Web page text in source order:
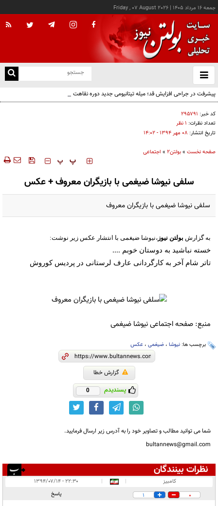
جمعه ۱۶ مرداد ۱۴۰۵ |
Friday , 07 August 2026
باز
و
پیشرفت در جراحی افزایش قد؛ میله تیتانیومی جدید دوره نقاهت را از چند ماه به چند هفته
کاهش می‌دهد
کد خبر: ۲۹۵۷۹۱
تعداد نظرات: ۱ نظر
تاریخ انتشار: ۰۸ مهر ۱۳۹۴ - ۱۴:۰۲
صفحه نخست »بولتن2 » اجتماعی
‍‍‍ پ پ
سلفی نیوشا ضیغمی با بازیگران معروف + عکس
سلفی نیوشا ضیغمی با بازیگران معروف
به گزارش بولتن نیوز ،نیوشا ضیغمی با انتشار عکس زیر نوشت:
خسته نباشید به دوستان خوبم ....
تاتر شام آخر به کارگردانی عارف لرستانی در پردیس کوروش
منبع: صفحه اجتماعی نیوشا ضیغمی
برچسب ها: نیوشا ، ضیغمی ، عکس
گزارش خطا
پسندیدم 0
شما می توانید مطالب و تصاویر خود را به آدرس زیر ارسال فرمایید.
bultannews@gmail.com
نظرات بینندگان
در انتظار بررسی:
کامبیز |
|
۲۲:۳۰ - ۱۳۹۴/۰۷/۱۴
0
1 پاسخ